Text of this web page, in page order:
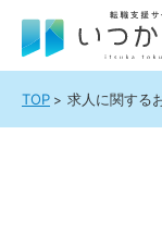
TOP 求人に関する